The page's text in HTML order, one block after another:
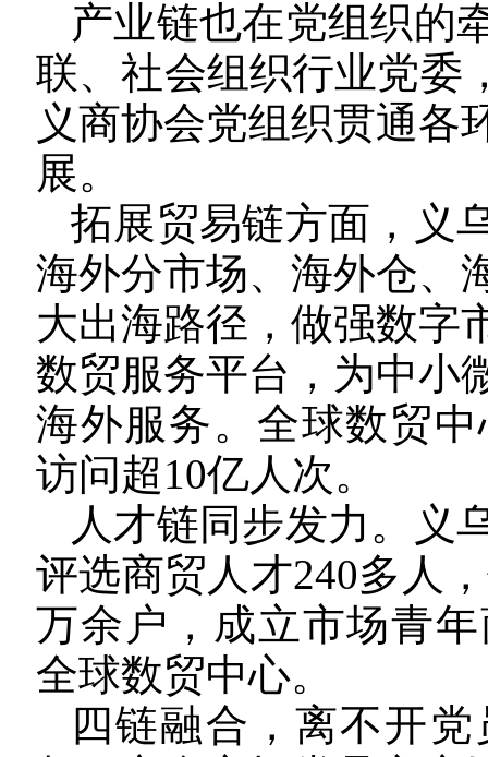
产业链也在党组织的
联、社会组织行业党委
义商协会党组织贯通各
展。
拓展贸易链方面，义
海外分市场、海外仓、
大出海路径，做强数字
数贸服务平台，为中小
海外服务。全球数贸
访问超10亿人次。
人才链同步发力。义
评选商贸人才240多人
万余户，成立市场青
全球数贸中心。
四链融合，离不开